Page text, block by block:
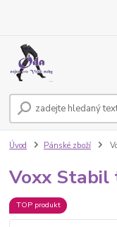
Úvod Pánské zboží
Voxx Stabil
TOP produkt